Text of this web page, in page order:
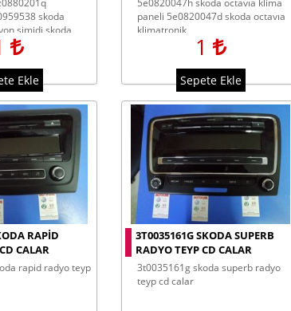
skoda
simidi skoda
octavıa
Ekle
5e0820047h skoda octavıa klima
paneli 5e0820047d skoda octavıa
klimatronik
1
Sepete Ekle
RAPID
CALAR
3T0035161G SKODA SUPERB
RADYO TEYP CD CALAR
3t0035161g skoda superb radyo
teyp cd calar